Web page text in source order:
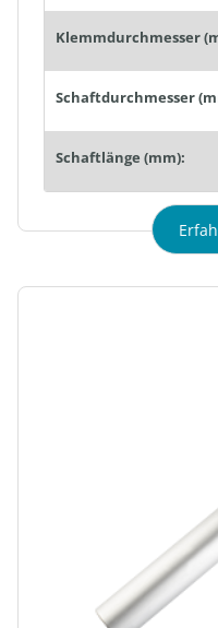
Schaftdurchmesser
Schaftlänge (mm):